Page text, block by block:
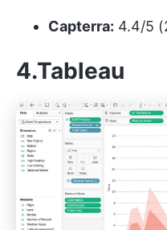
Capterra: 4.4/5
4.Tableau